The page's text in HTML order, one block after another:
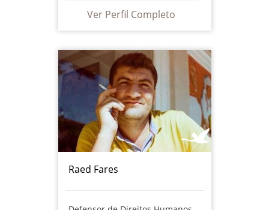
Ver Perfil Completo
Raed Fares